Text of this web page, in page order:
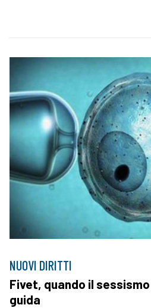
NUOVI DIRITTI
Fivet, quando il
guida